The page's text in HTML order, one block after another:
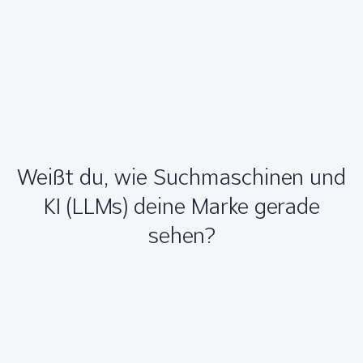
Weißt du, wie Suchmaschinen und
KI (LLMs) deine Marke gerade
sehen?